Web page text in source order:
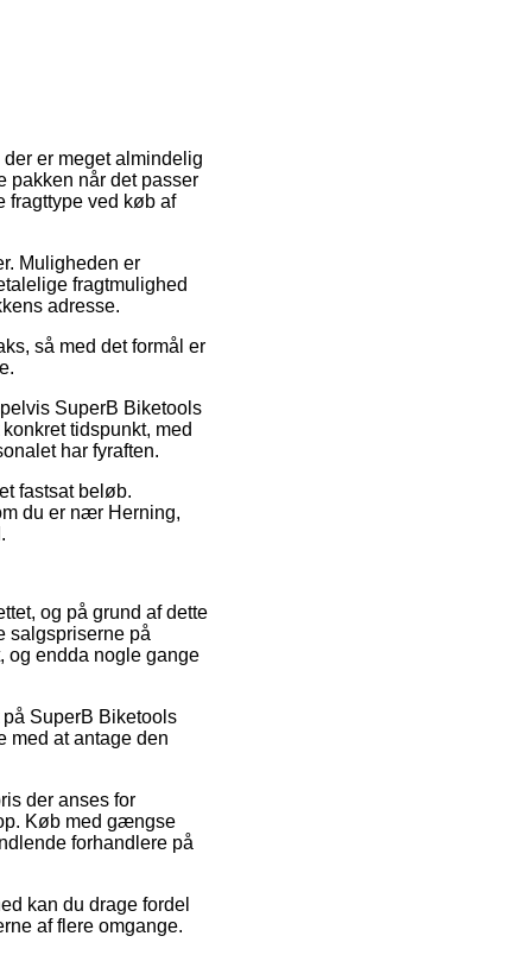
er meget almindelig
pakken når det passer
fragttype ved køb af
Muligheden er
fragtmulighed
adresse.
så med det formål er
SuperB Biketools
tidspunkt, med
har fyraften.
fastsat beløb.
du er nær Herning,
og på grund af dette
salgspriserne på
og endda nogle gange
SuperB Biketools
med at antage den
der anses for
Køb med gængse
forhandlere på
kan du drage fordel
af flere omgange.